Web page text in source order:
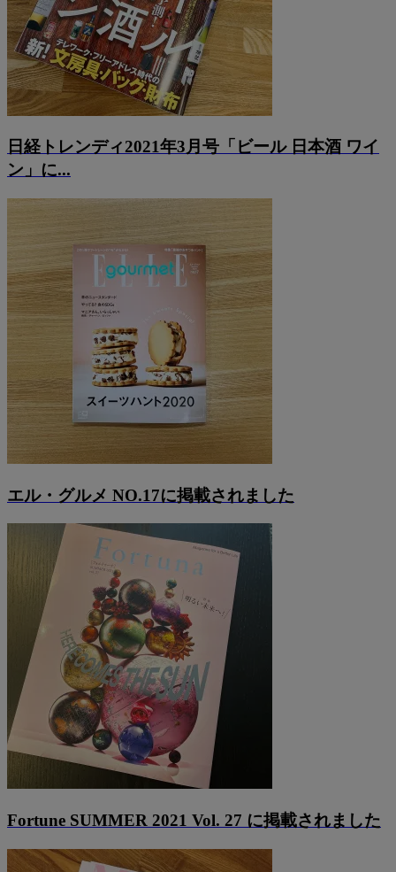
日経トレンディ2021年3月号「ビール 日本酒 ワイ
ン」に...
エル・グルメ NO.17に掲載されました
Fortune SUMMER 2021 Vol. 27 に掲載されました